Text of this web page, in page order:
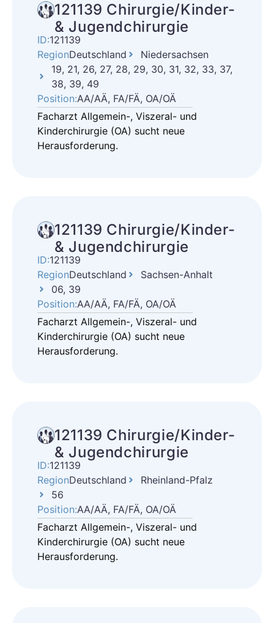
121139 Chirurgie/Kinder-
& Jugendchirurgie
ID:121139
RegionDeutschland
Niedersachsen
19, 21, 26, 27, 28, 29, 30, 31, 32, 33, 37,
38, 39, 49
Position:AA/AÄ, FA/FÄ, OA/OÄ
Facharzt Allgemein-, Viszeral- und
Kinderchirurgie (OA) sucht neue
Herausforderung.
121139 Chirurgie/Kinder-
& Jugendchirurgie
ID:121139
RegionDeutschland
Sachsen-Anhalt
06, 39
Position:AA/AÄ, FA/FÄ, OA/OÄ
Facharzt Allgemein-, Viszeral- und
Kinderchirurgie (OA) sucht neue
Herausforderung.
121139 Chirurgie/Kinder-
& Jugendchirurgie
ID:121139
RegionDeutschland
Rheinland-Pfalz
56
Position:AA/AÄ, FA/FÄ, OA/OÄ
Facharzt Allgemein-, Viszeral- und
Kinderchirurgie (OA) sucht neue
Herausforderung.